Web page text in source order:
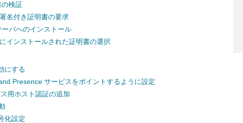
の検証
名付き証明書の要求
バへのインストール
インストールされた証明書の選択
にする
Presence サービスをポイントするように設定
用ホスト認証の追加
化設定